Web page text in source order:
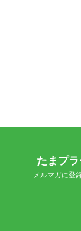
たまプ
メルマガに登